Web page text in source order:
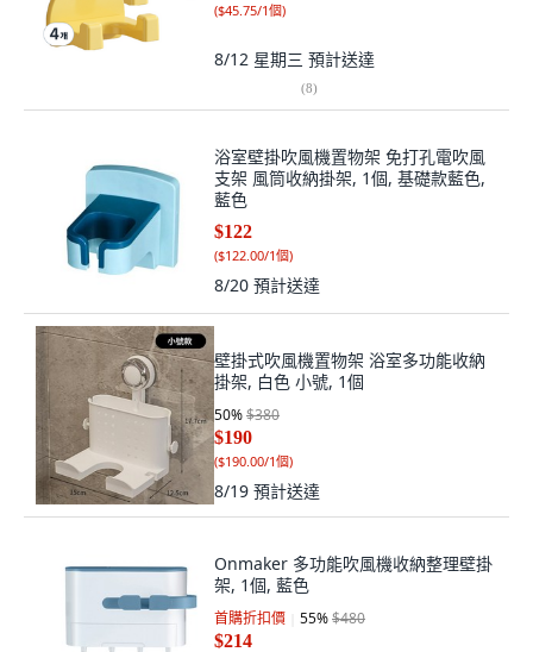
($45.75/1個)
8/12 星期三 預計送達
(8)
浴室壁掛吹風機置物架 免打孔電吹風
支架 風筒收納掛架, 1個, 基礎款藍色,
藍色
$122
($122.00/1個)
8/20 預計送達
壁掛式吹風機置物架 浴室多功能收納
掛架, 白色 小號, 1個
50%$380
$190
($190.00/1個)
8/19 預計送達
Onmaker 多功能吹風機收納整理壁掛
架, 1個, 藍色
首購折扣價 55%$480
$214